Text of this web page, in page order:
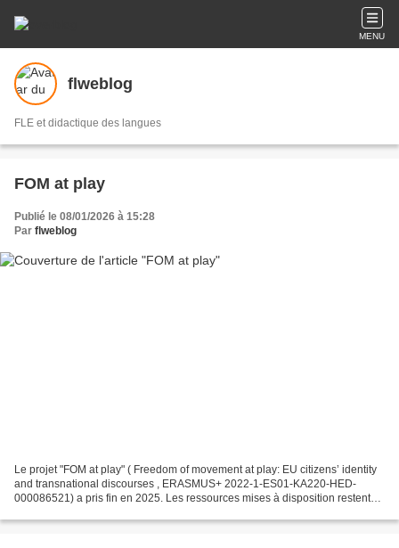
MENU
flweblog
FLE et didactique des langues
FOM at play
Publié le 08/01/2026 à 15:28
Par flweblog
Le projet "FOM at play" ( Freedom of movement at play: EU citizens’ identity
and transnational discourses , ERASMUS+ 2022-1-ES01-KA220-HED-
000086521) a pris fin en 2025. Les ressources mises à disposition restent